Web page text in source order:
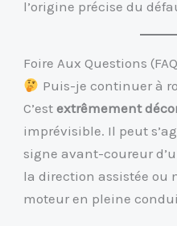
l’origine précise du
Foire Aux Questions
Puis-je continuer à
C’estextrêmement
imprévisible. Il peut
signe avant-coureur
la direction assistée ou
moteur en pleine